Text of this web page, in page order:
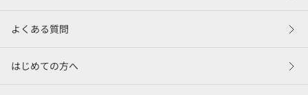
よくある質問
はじめての方へ